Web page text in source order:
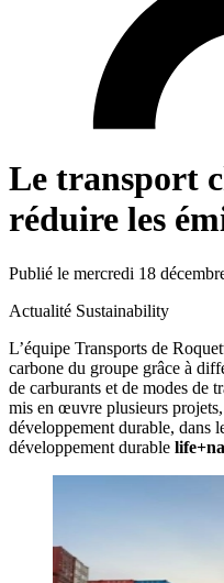
Le transport
réduire les
Publié le mercredi 18
Actualité Sustainability
L’équipe Transports de
carbone du groupe grâce à
de carburants et de modes de
mis en œuvre plusieurs
développement durable, dans
développement durable